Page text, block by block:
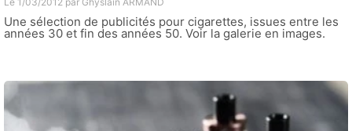
Une sélection de publicités pour cigarettes, issues entre les
années 30 et fin des années 50. Voir la galerie en images.